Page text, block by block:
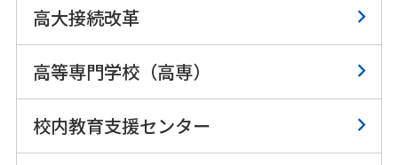
高大接続改革
高等専門学校（高専）
校内教育支援センター